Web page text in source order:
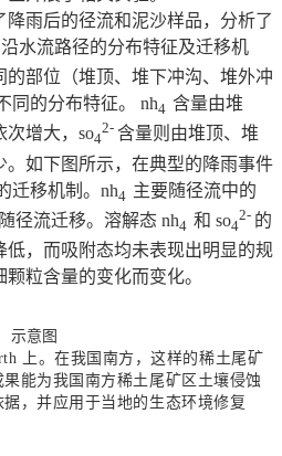
雨后的径流和泥沙样品，分析了
水流路径的分布特征及迁移机
部位（堆顶、堆下冲沟、堆外冲
同的分布特征。 nh4 含量由堆
次增大，so4
2- 含量则由堆顶、堆
如下图所示，在典型的降雨事件
迁移机制。nh4 主要随径流中的
径流迁移。溶解态 nh4 和 so4
2- 的
低，而吸附态均未表现出明显的规
粒含量的变化而变化。
示意图
上。在我国南方，这样的稀土尾矿
能为我国南方稀土尾矿区土壤侵蚀
，并应用于当地的生态环境修复